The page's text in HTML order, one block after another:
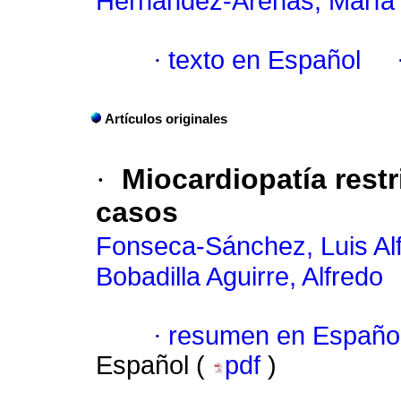
· texto en Español
Artículos originales
·
Miocardiopatía
casos
Fonseca-Sánchez, Luis
Bobadilla Aguirre, Alfredo
· resumen en
Español (
pdf )